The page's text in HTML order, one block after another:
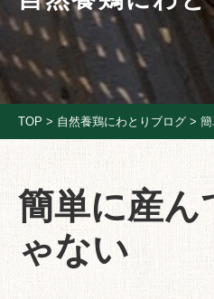
TOP > 自然養鶏にわとりブログ >
簡単に産ん
ゃない